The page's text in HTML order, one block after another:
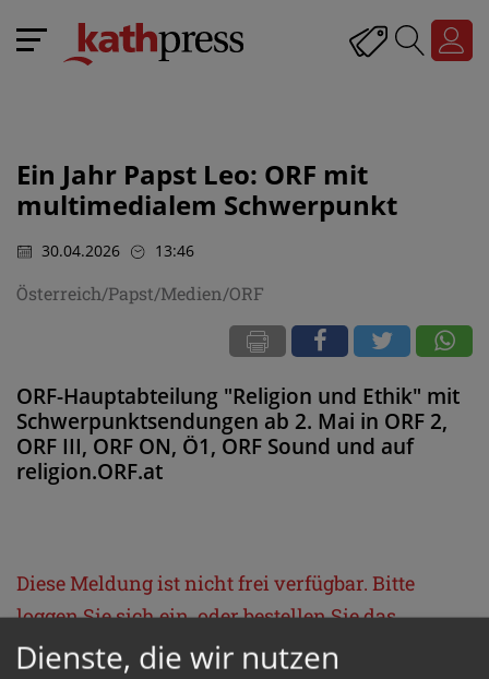
Ein Jahr Papst Leo: ORF mit
multimedialem Schwerpunkt
30.04.2026 13:46
Österreich/Papst/Medien/ORF
ORF-Hauptabteilung "Religion und Ethik" mit
Schwerpunktsendungen ab 2. Mai in ORF 2,
ORF III, ORF ON, Ö1, ORF Sound und auf
religion.ORF.at
Diese Meldung ist nicht frei verfügbar. Bitte
loggen Sie sich ein, oder bestellen Sie das
ProduktKathpress_online.
Dienste, die wir nutzen